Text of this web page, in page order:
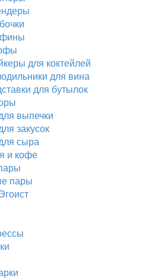
для коктейлей
для вина
для бутылок
выпечки
закусок
сыра
и кофе
пары